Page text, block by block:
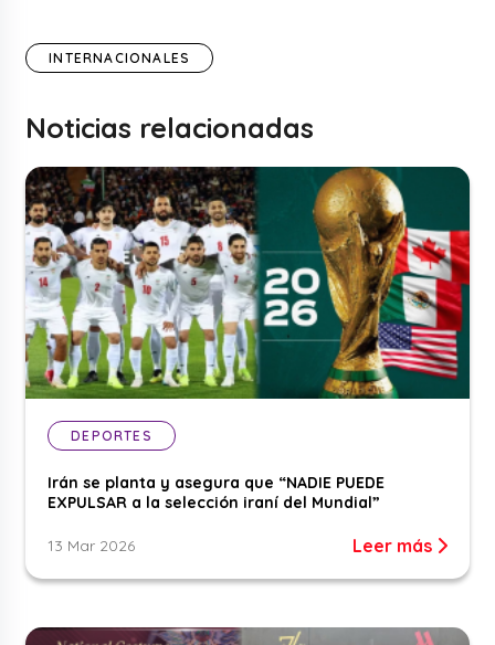
INTERNACIONALES
Noticias relacionadas
DEPORTES
Irán se planta y asegura que “NADIE PUEDE
EXPULSAR a la selección iraní del Mundial”
13 Mar 2026 Leer más